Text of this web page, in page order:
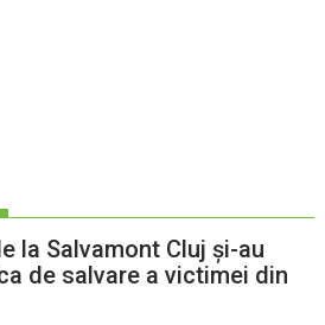
la Salvamont Cluj și-au
de salvare a victimei din